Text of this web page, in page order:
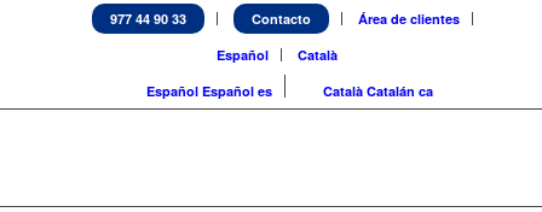
977 44 90 33 Contacto
Área de clientes
Español
Català
Español Español es Català Catalán ca